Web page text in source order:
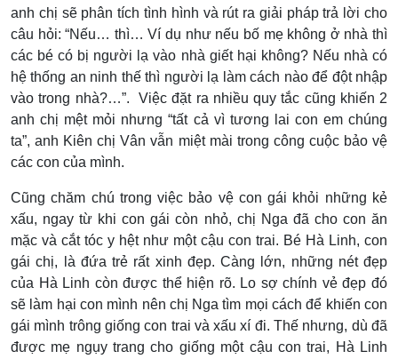
anh chị sẽ phân tích tình hình và rút ra giải pháp trả lời cho
câu hỏi: “Nếu… thì… Ví dụ như nếu bố mẹ không ở nhà thì
các bé có bị người lạ vào nhà giết hại không? Nếu nhà có
hệ thống an ninh thế thì người lạ làm cách nào để đột nhập
vào trong nhà?…”. Việc đặt ra nhiều quy tắc cũng khiến 2
anh chị mệt mỏi nhưng “tất cả vì tương lai con em chúng
ta”, anh Kiên chị Vân vẫn miệt mài trong công cuộc bảo vệ
các con của mình.
Cũng chăm chú trong việc bảo vệ con gái khỏi những kẻ
xấu, ngay từ khi con gái còn nhỏ, chị Nga đã cho con ăn
mặc và cắt tóc y hệt như một cậu con trai. Bé Hà Linh, con
gái chị, là đứa trẻ rất xinh đẹp. Càng lớn, những nét đẹp
của Hà Linh còn được thể hiện rõ. Lo sợ chính vẻ đẹp đó
sẽ làm hại con mình nên chị Nga tìm mọi cách để khiến con
gái mình trông giống con trai và xấu xí đi. Thế nhưng, dù đã
được mẹ ngụy trang cho giống một cậu con trai, Hà Linh